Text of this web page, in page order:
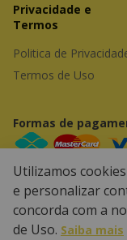
Privacidade e
Termos
Politica de
Termos de Uso
Formas de
Utilizamos
e personalizar
concorda com a
de Uso. Saiba mais